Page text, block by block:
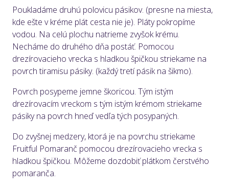
Poukladáme druhú polovicu pásikov. (presne na miesta,
kde ešte v kréme plát cesta nie je). Pláty pokropíme
vodou. Na celú plochu natrieme zvyšok krému.
Necháme do druhého dňa postáť. Pomocou
drezírovacieho vrecka s hladkou špičkou striekame na
povrch tiramisu pásiky. (každý tretí pásik na šikmo).
Povrch posypeme jemne škoricou. Tým istým
drezírovacím vreckom s tým istým krémom striekame
pásiky na povrch hneď vedľa tých posypaných.
Do zvyšnej medzery, ktorá je na povrchu striekame
Fruitful Pomaranč pomocou drezírovacieho vrecka s
hladkou špičkou. Môžeme dozdobiť plátkom čerstvého
pomaranča.